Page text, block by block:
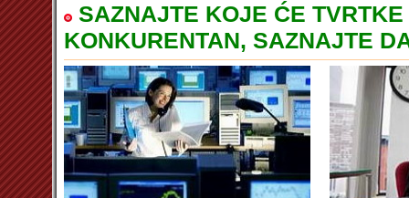
SAZNAJTE KOJE ĆE
KONKURENTAN, SAZNAJTE